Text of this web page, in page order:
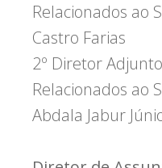
Relacionados ao
Castro Farias
2º Diretor
Relacionados ao
Abdala Jabur